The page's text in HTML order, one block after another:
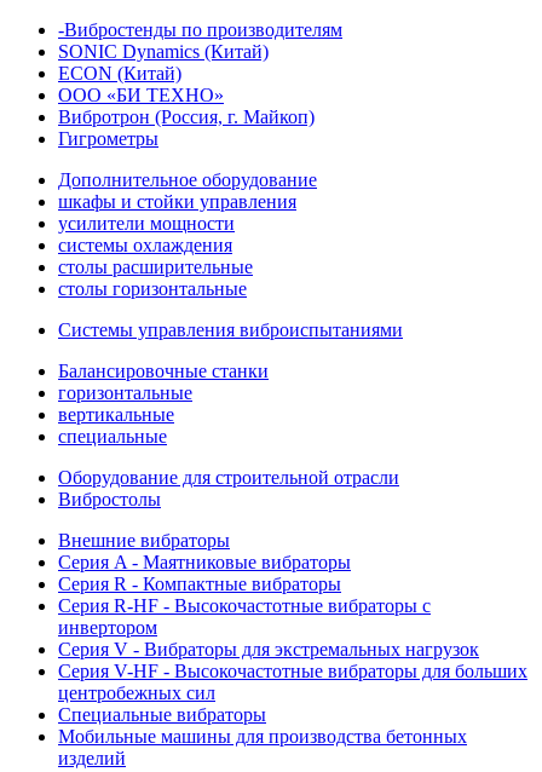
-Вибростенды по производителям
SONIC Dynamics (Китай)
ECON (Китай)
ООО «БИ ТЕХНО»
Вибротрон (Россия, г. Майкоп)
Гигрометры
Дополнительное оборудование
шкафы и стойки управления
усилители мощности
системы охлаждения
столы расширительные
столы горизонтальные
Системы управления виброиспытаниями
Балансировочные станки
горизонтальные
вертикальные
специальные
Оборудование для строительной отрасли
Вибростолы
Внешние вибраторы
Серия A - Маятниковые вибраторы
Серия R - Компактные вибраторы
Серия R-HF - Высокочастотные вибраторы с
инвертором
Серия V - Вибраторы для экстремальных нагрузок
Серия V-HF - Высокочастотные вибраторы для больших
центробежных сил
Специальные вибраторы
Мобильные машины для производства бетонных
изделий